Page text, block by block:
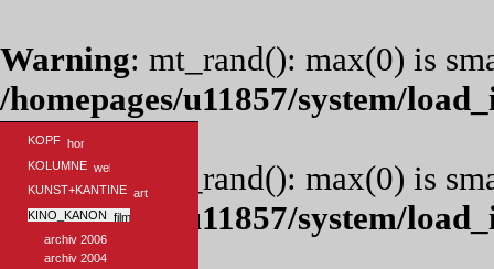
Warning: mt_rand(): max(0) is
/homepages/u11857/system/
Warning : mt_rand(): max(0) is
/homepages/u11857/system/
KOPF
KOLUMNE
KUNST+KANTINE
KINO_KANON
archiv 2006
archiv 2004